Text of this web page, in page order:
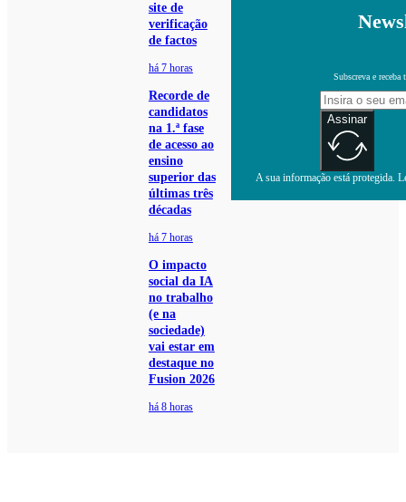
site de
verificação
de factos
há 7 horas
Recorde de
candidatos
na 1.ª fase
de acesso ao
ensino
superior das
últimas três
décadas
há 7 horas
O impacto
social da IA
no trabalho
(e na
sociedade)
vai estar em
destaque no
Fusion 2026
há 8 horas
Subscreva e receba
Assinar
A sua informação está protegida.